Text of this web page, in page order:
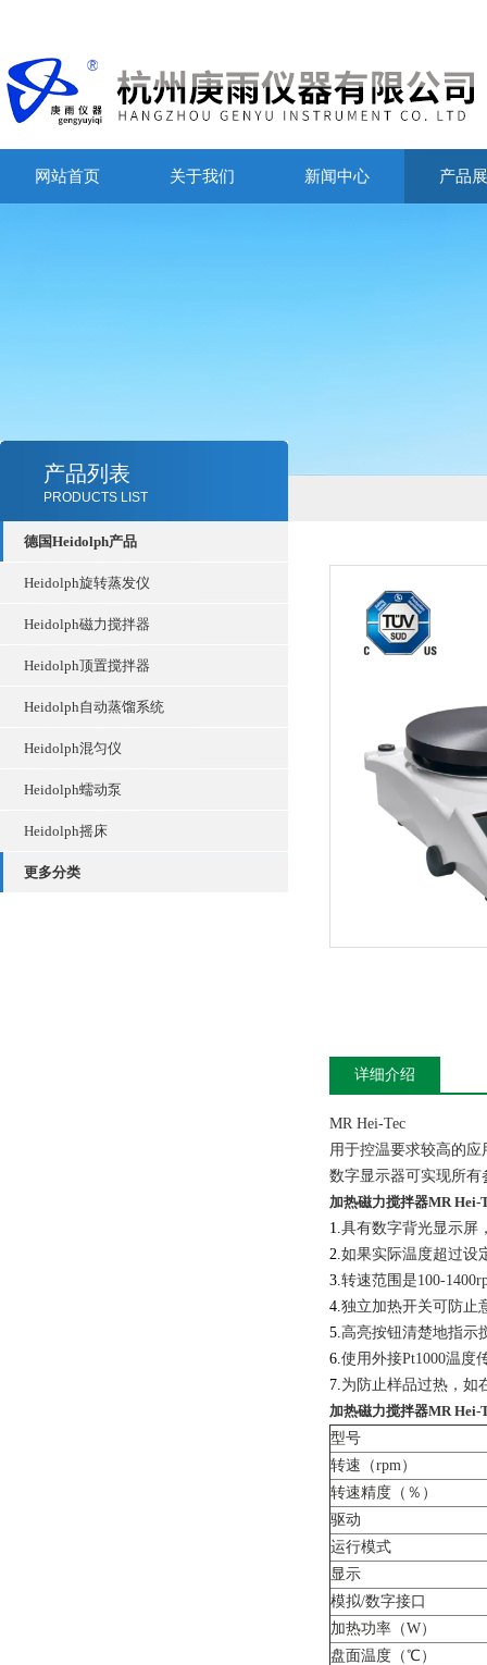
网站首页 关于我们 新闻中心 产品
产品列表
PRODUCTS LIST
德国Heidolph产品
Heidolph旋转蒸发仪
Heidolph磁力搅拌器
Heidolph顶置搅拌器
Heidolph自动蒸馏系统
Heidolph混匀仪
Heidolph蠕动泵
Heidolph摇床
更多分类
详细介绍
MR Hei-Tec
用于控温要求较高的应
数字显示器可实现所
加热磁力搅拌器MR Hei-
1.具有数字背光显示屏
2.如果实际温度超过设
3.转速范围是100-
4.独立加热开关可防止
5.高亮按钮清楚地指示
6.使用外接Pt1000温度
7.为防止样品过热，如
加热磁力搅拌器MR Hei-
型号
转速（rpm）
转速精度（％）
驱动
运行模式
显示
模拟/数字接口
加热功率（W）
盘面温度（℃）